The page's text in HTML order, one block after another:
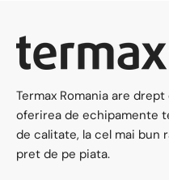
Termax Romania are
oferirea de echipamente
de calitate, la cel mai bun
pret de pe piata.